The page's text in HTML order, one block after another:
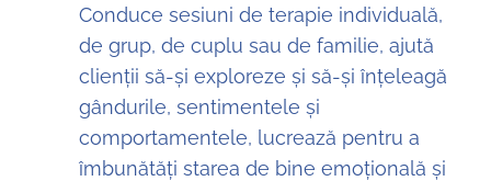
Conduce sesiuni de terapie individuală,
de grup, de cuplu sau de familie, ajută
clienții să-și exploreze și să-și înțeleagă
gândurile, sentimentele și
comportamentele, lucrează pentru a
îmbunătăți starea de bine emoțională și